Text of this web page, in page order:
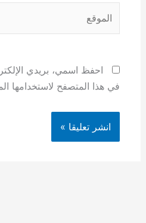
احفظ اسمي، بريدي
في هذا المتصفح لاستخدامها